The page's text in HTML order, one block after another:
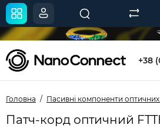
+38
Головна Пасивні компоненти
Патч-корд оптичний